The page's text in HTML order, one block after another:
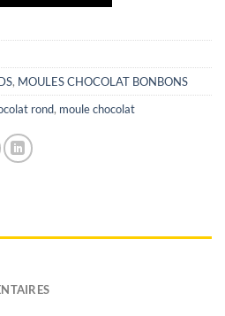
, MOULES CHOCOLAT BONBONS
rond, moule chocolat